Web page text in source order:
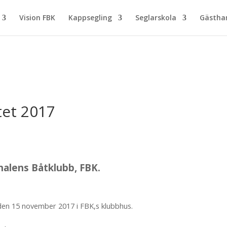
Vision FBK Kappsegling Seglarskola
2017
Båtklubb, FBK.
15 november 2017 i FBK,s klubbhus.